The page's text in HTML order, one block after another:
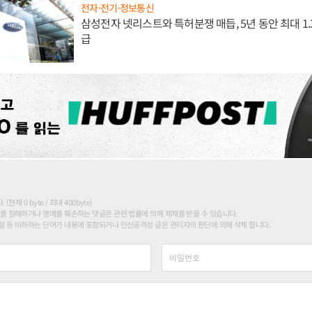
전자·전기·정보통신
삼성전자 넷리스트와 특허분쟁 매듭, 5년 동안 최대
급
. (현재 0 byte / 최대 400byte)
침해하거나 명예를 훼손하는 댓글은 관련 법률에 의해 제재를 받을 수 있습니다.
등 비하하는 단어가 내용에 포함되거나 인신공격성 글은 관리자의 판단에 의해 삭제 합니다.